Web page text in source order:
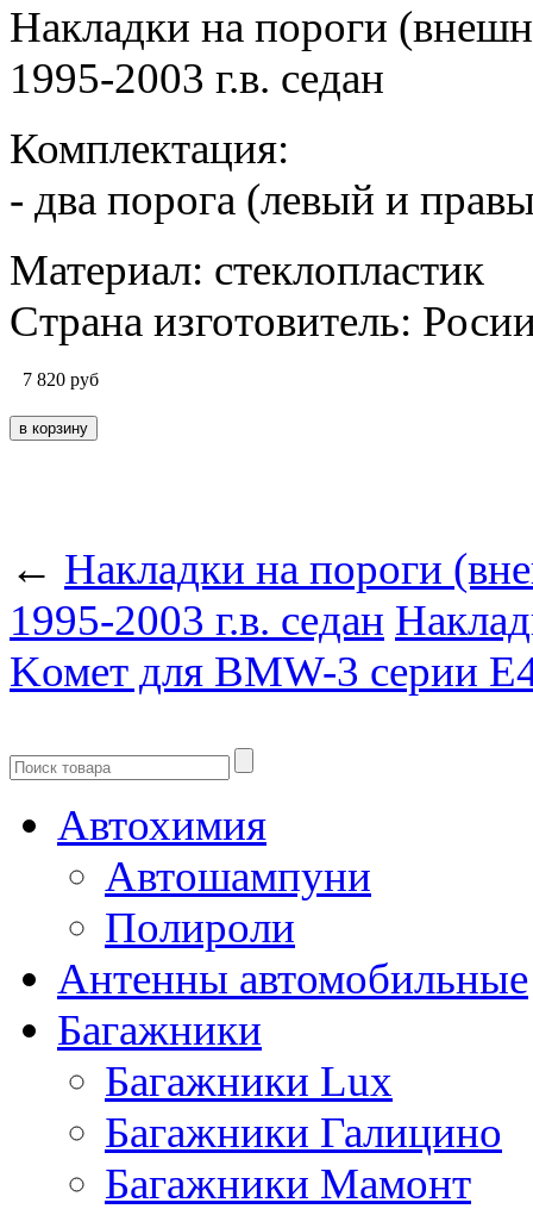
Накладки на пороги
1995-2003 г.в. седан
Комплектация:
- два порога (левый и
Материал: стеклопластик
Страна изготовитель:
7 820 руб
← Накладки на пороги
1995-2003 г.в. седан
Kомет для BMW-3 серии
Автохимия
Автошампуни
Полироли
Антенны автомобильные
Багажники
Багажники Lux
Багажники Галицино
Багажники Мамонт